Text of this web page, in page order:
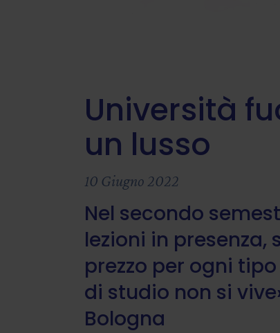
Università
un lusso
10 Giugno 2022
Nel secondo
lezioni in
prezzo per ogni
di studio non si
Bologna